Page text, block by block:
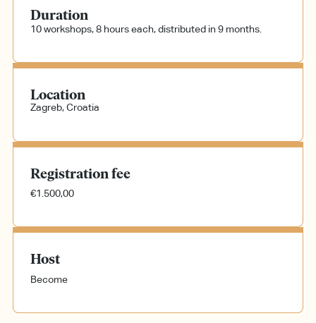
Duration
10 workshops, 8 hours each, distributed in 9 months.
Location
Zagreb, Croatia
Registration fee
€1.500,00
Host
Become